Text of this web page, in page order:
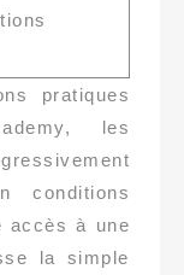
pratiques
les
conditions
accès à une
la simple